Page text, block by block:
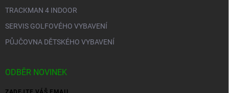
TRACKMAN 4 INDOOR
SERVIS GOLFOVÉHO VYBAVENÍ
PŮJČOVNA DĚTSKÉHO VYBAVENÍ
ODBĚR NOVINEK